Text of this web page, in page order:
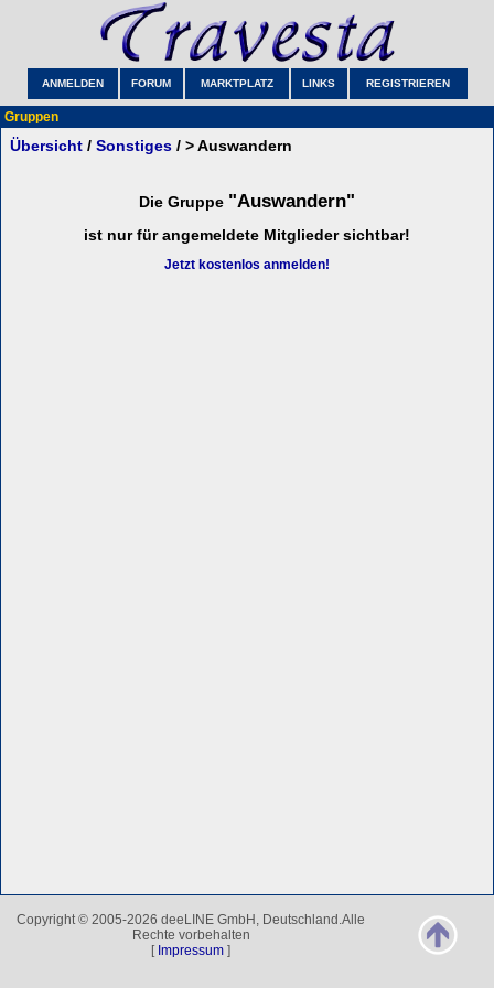
ANMELDEN FORUM MARKTPLATZ LINKS REGISTRIEREN
Gruppen
Übersicht / Sonstiges / > Auswandern
Die Gruppe "Auswandern"
ist nur für angemeldete Mitglieder sichtbar!
Jetzt kostenlos anmelden!
Copyright © 2005-2026 deeLINE GmbH, Deutschland.Alle
Rechte vorbehalten
[ Impressum ]